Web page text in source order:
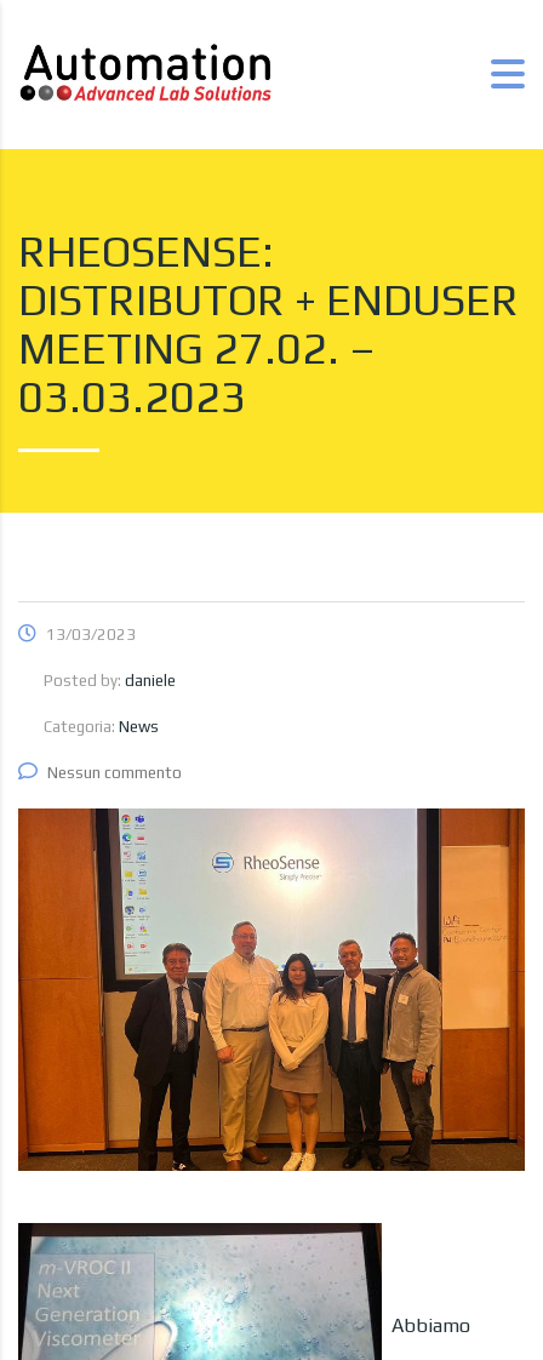
RHEOSENSE:
DISTRIBUTOR + ENDUSER
MEETING 27.02. –
03.03.2023
13/03/2023
Posted by: daniele
Categoria: News
Nessun commento
Abbiamo